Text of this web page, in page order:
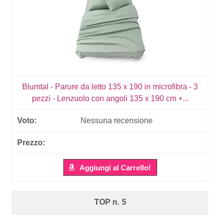
Blumtal - Parure da letto 135 x 190 in microfibra - 3
pezzi - Lenzuolo con angoli 135 x 190 cm +...
Nessuna recensione
Aggiungi al Carrello!
5